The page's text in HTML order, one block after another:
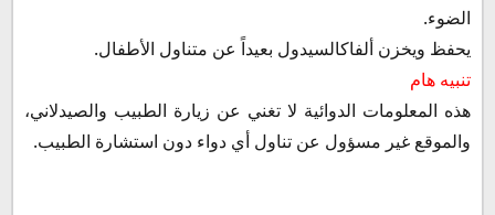
الضوء.
يحفظ ويخزن ألفاكالسيدول بعيداً عن متناول الأطفال.
تنبيه هام
هذه المعلومات الدوائية لا تغني عن زيارة الطبيب والصيدلاني،
والموقع غير مسؤول عن تناول أي دواء دون استشارة الطبيب.